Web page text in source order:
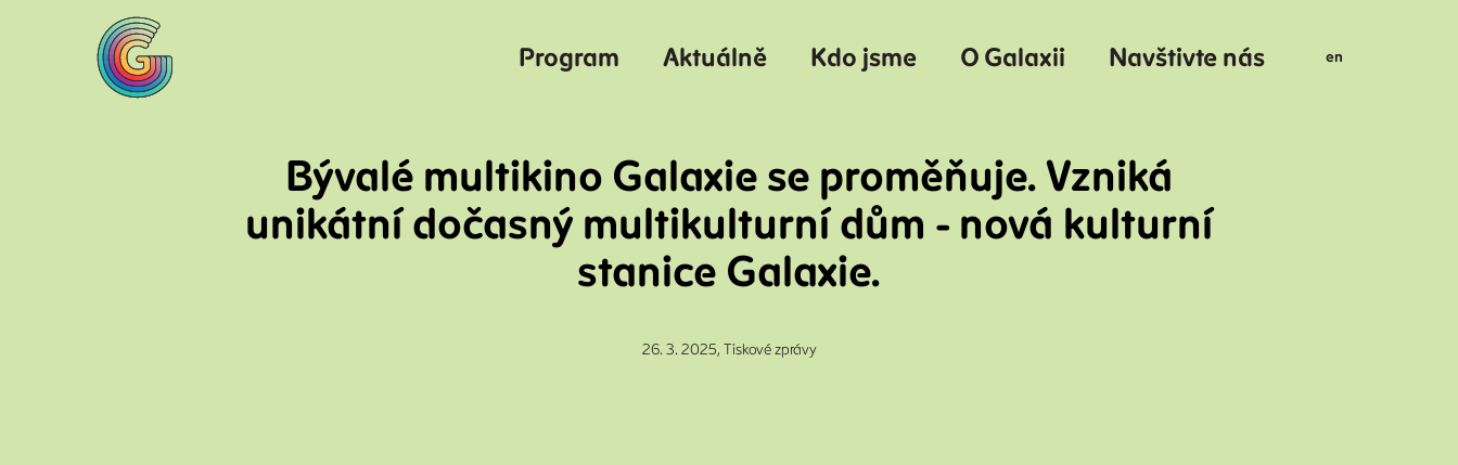
Program Aktuálně Kdo jsme O Galaxii Navštivte nás cs
en
Bývalé multikino Galaxie se proměňuje. Vzniká
unikátní dočasný multikulturní dům - nová kulturní
stanice Galaxie.
26. 3. 2025, Tiskové zprávy